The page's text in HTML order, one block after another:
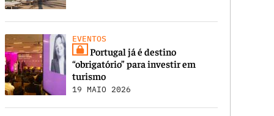
EVENTOS
Portugal já é destino
“obrigatório” para investir em
turismo
19 MAIO 2026